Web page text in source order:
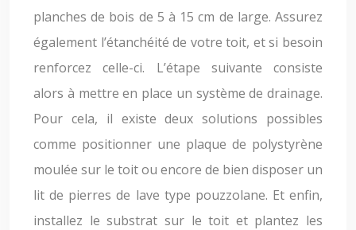
planches de bois de 5 à 15 cm de large. Assurez
également l’étanchéité de votre toit, et si besoin
renforcez celle-ci. L’étape suivante consiste
alors à mettre en place un système de drainage.
Pour cela, il existe deux solutions possibles
comme positionner une plaque de polystyrène
moulée sur le toit ou encore de bien disposer un
lit de pierres de lave type pouzzolane. Et enfin,
installez le substrat sur le toit et plantez les